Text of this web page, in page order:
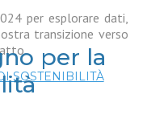
per esplorare dati,
transizione verso
SOSTENIBILITÀ
per la